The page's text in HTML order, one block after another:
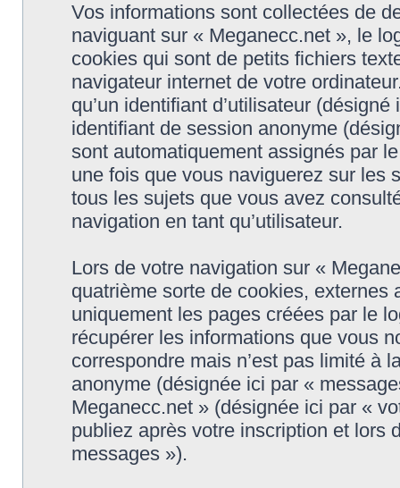
Vos informations sont collectées de
naviguant sur « Meganecc.net », le
cookies qui sont de petits fichiers
navigateur internet de votre
qu’un identifiant d’utilisateur
identifiant de session anonyme
sont automatiquement assignés par
une fois que vous naviguerez sur les
tous les sujets que vous avez
navigation en tant qu’utilisateur.
Lors de votre navigation sur «
quatrième sorte de cookies,
uniquement les pages créées par le
récupérer les informations que vous
correspondre mais n’est pas limité à
anonyme (désignée ici par «
Meganecc.net » (désignée ici par «
publiez après votre inscription et lors
messages »).